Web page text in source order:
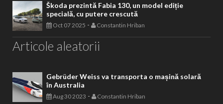
Škoda prezintă Fabia 130, un model ediție
specială, cu putere crescută
Oct 07 2025 - Constantin Hriban
Articole aleatorii
Gebrüder Weiss va transporta o mașină solară
în Australia
Aug 30 2023 - Constantin Hriban